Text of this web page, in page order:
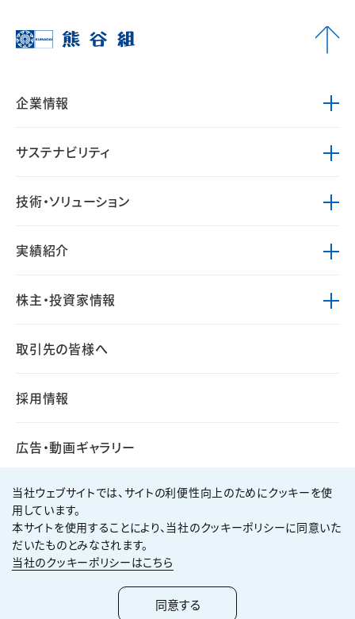
企業情報
サステナビリティ
技術・ソリューション
実績紹介
株主・投資家情報
取引先の皆様へ
採用情報
広告・動画ギャラリー
個人情報保護方針
サイト利用規約
サイトマップ
2026KUMAGAI GUMI CO.,LTD All Rights Reserved.
当社ウェブサイトでは、サイトの利便性向上のためにクッキーを使
用しています。
本サイトを使用することにより、当社のクッキーポリシーに同意いた
だいたものとみなされます。
当社のクッキーポリシーはこちら
同意する